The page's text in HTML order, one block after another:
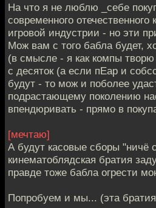
На что я не люблю _себе
современного
игровой индустрии - но эти
Мож вам с того бабла будет,
(в смысле - я как компы
с десяток (а если пЕар и
будут - то мож и поболее
подрастающему поколению
впендюривать - прямо в
[мечтаю]
А будут касовые сборы "ничё
кинематоблядская братия
правде тоже бабла огрести
Попробуем и мы... (эта